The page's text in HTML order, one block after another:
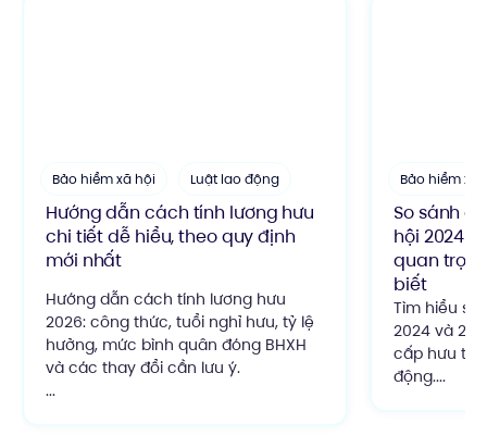
Bảo hiểm xã hội Luật lao động
Hướng dẫn cách tính lương hưu
chi tiết dễ hiểu, theo quy định
mới nhất
Hướng dẫn cách tính lương hưu
2026: công thức, tuổi nghỉ hưu, tỷ lệ
hưởng, mức bình quân đóng BHXH
và các thay đổi cần lưu ý.
...
Bảo hiểm xã
So sánh
hội 2024
quan
biết
Tìm hiểu sự
2024 và
cấp hưu trí,
động....